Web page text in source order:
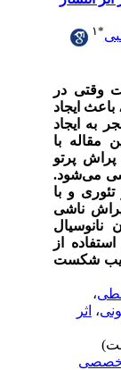
۱
وقتی در
ایجاد
ایجاد
با
پرتو
می‌شود.
و با
ناشی
از
شکست
،
،اثر